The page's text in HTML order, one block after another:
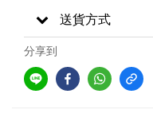
送貨方式
分享到